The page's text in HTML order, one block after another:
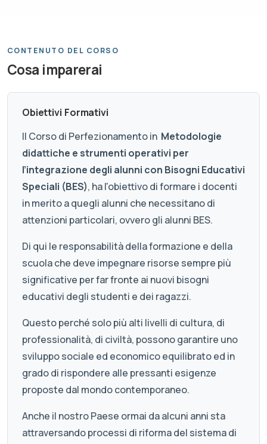
CONTENUTO DEL CORSO
Cosa imparerai
Obiettivi Formativi
Il Corso di Perfezionamento in Metodologie
didattiche e strumenti operativi per
l’integrazione degli alunni con Bisogni Educativi
Speciali (BES), ha l'obiettivo di formare i docenti
in merito a quegli alunni che necessitano di
attenzioni particolari, ovvero gli alunni BES.
Di qui le responsabilità della formazione e della
scuola che deve impegnare risorse sempre più
significative per far fronte ai nuovi bisogni
educativi degli studenti e dei ragazzi.
Questo perché solo più alti livelli di cultura, di
professionalità, di civiltà, possono garantire uno
sviluppo sociale ed economico equilibrato ed in
grado di rispondere alle pressanti esigenze
proposte dal mondo contemporaneo.
Anche il nostro Paese ormai da alcuni anni sta
attraversando processi di riforma del sistema di